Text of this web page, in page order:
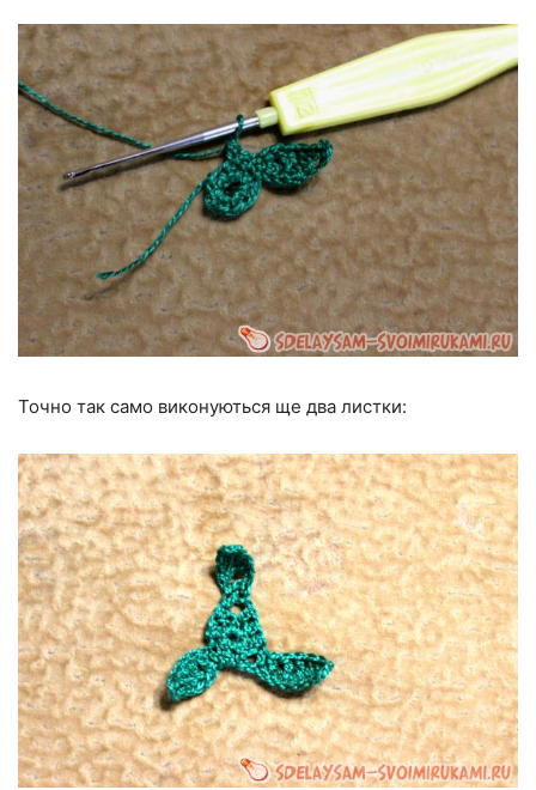
Точно так само виконуються ще два листки: